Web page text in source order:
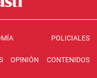
POLICIALES
OPINIÓN CONTENIDOS